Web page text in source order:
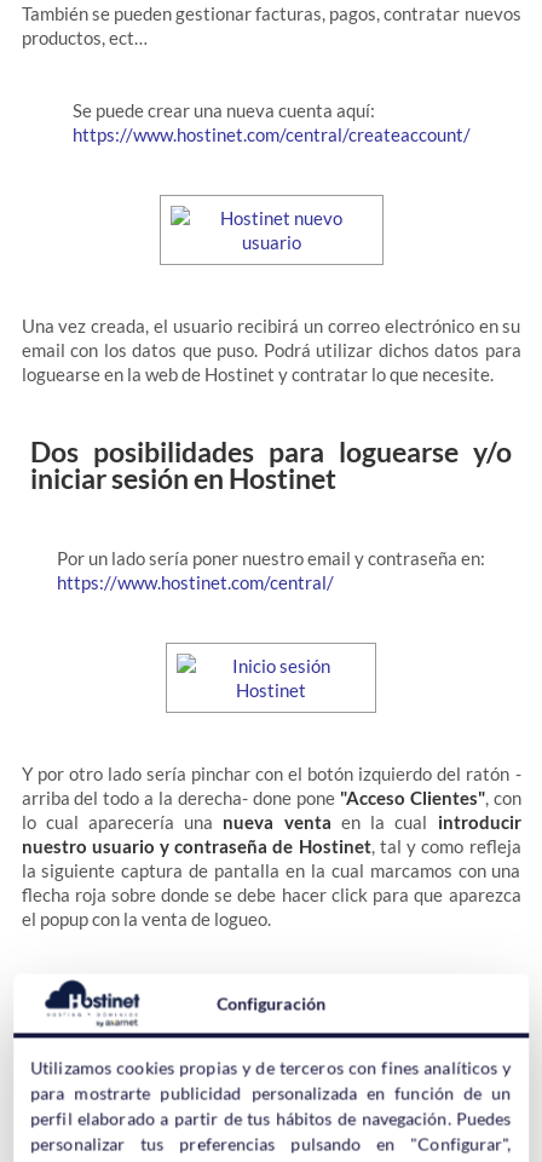
También se pueden gestionar facturas, pagos, contratar nuevos
productos, ect…
Se puede crear una nueva cuenta aquí:
https://www.hostinet.com/central/createaccount/
Una vez creada, el usuario recibirá un correo electrónico en su
email con los datos que puso. Podrá utilizar dichos datos para
loguearse en la web de Hostinet y contratar lo que necesite.
Dos posibilidades para loguearse y/o
iniciar sesión en Hostinet
Por un lado sería poner nuestro email y contraseña en:
https://www.hostinet.com/central/
Y por otro lado sería pinchar con el botón izquierdo del ratón -
arriba del todo a la derecha- done pone"Acceso Clientes", con
lo cual aparecería una nueva venta en la cual introducir
nuestro usuario y contraseña de Hostinet, tal y como refleja
la siguiente captura de pantalla en la cual marcamos con una
flecha roja sobre donde se debe hacer click para que aparezca
el popup con la venta de logueo.
No me acuerdo de la contraseña de mi
cuenta de usuario de Hostinet
Configuración
Utilizamos cookies propias y de terceros con fines analíticos y
para mostrarte publicidad personalizada en función de un
perfil elaborado a partir de tus hábitos de navegación. Puedes
personalizar tus preferencias pulsando en "Configurar",